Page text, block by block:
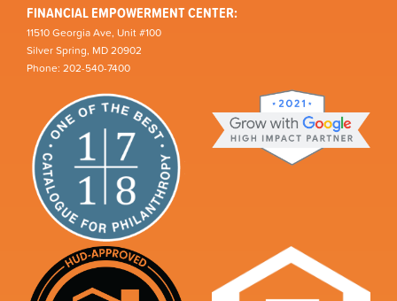
FINANCIAL EMPOWERMENT CENTER:
11510 Georgia Ave, Unit #100
Silver Spring, MD 20902
Phone: 202-540-7400